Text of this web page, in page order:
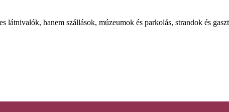
hanem szállások, múzeumok és parkolás, strandok és